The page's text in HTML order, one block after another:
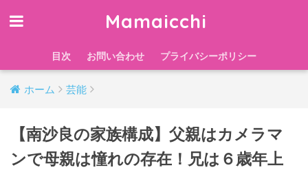
Mamaicchi
目次 お問い合わせ プライバシーポリシー
ホーム 芸能
【南沙良の家族構成】父親はカメラマ
ンで母親は憧れの存在！兄は６歳年上